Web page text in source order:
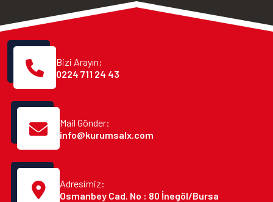
Bizi Arayın:
0224 711 24 43
Mail Gönder:
info@kurumsalx.com
Adresimiz:
Osmanbey Cad. No : 80 İnegöl/Bursa